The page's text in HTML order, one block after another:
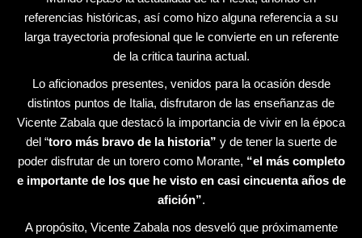
referencias históricas, así como hizo alguna referencia a su
larga trayectoria profesional que le convierte en un referente
de la critica taurina actual.
Lo aficionados presentes, venidos para la ocasión desde
distintos puntos de Italia, disfrutaron de las enseñanzas de
Vicente Zabala que destacó la importancia de vivir en la época
del “toro más bravo de la historia” y de tener la suerte de
poder disfrutar de un torero como Morante, “el más completo
e importante de los que he visto en casi cincuenta años de
afición”.
A propósito, Vicente Zabala nos desveló que próximamente